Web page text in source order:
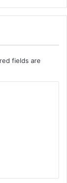
fields are